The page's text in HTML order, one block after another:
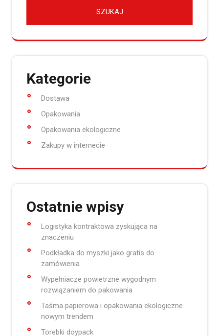
Kategorie
Dostawa
Opakowania
Opakowania ekologiczne
Zakupy w internecie
Ostatnie wpisy
Logistyka kontraktowa zyskująca na
znaczeniu
Podkładka do myszki jako gratis do
zamówienia
Wypełniacze powietrzne wygodnym
rozwiązaniem do pakowania
Taśma papierowa i opakowania ekologiczne
nowym trendem
Torebki doypack